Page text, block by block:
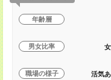
年齢層
男女比率
職場の様子 活気